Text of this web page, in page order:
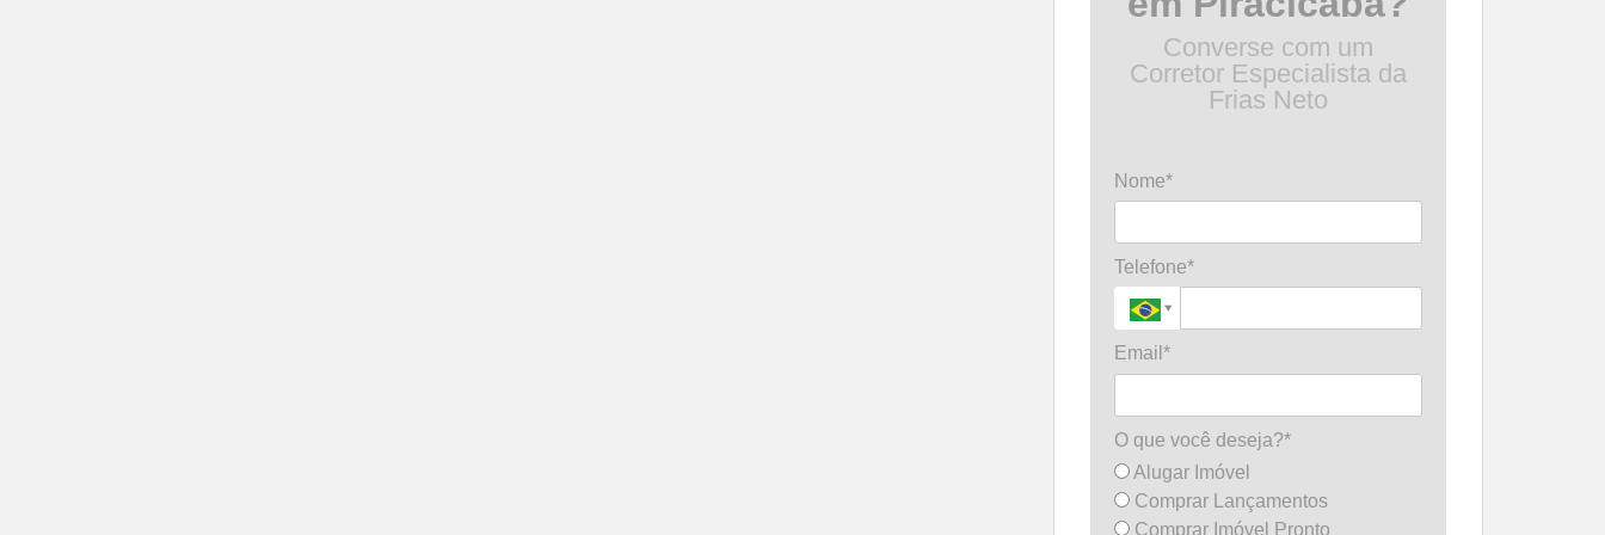
Converse com um
Corretor Especialista da
Frias Neto
Nome*
Telefone*
Email*
O que você deseja?*
Alugar Imóvel
Comprar Lançamentos
Comprar Imóvel Pronto